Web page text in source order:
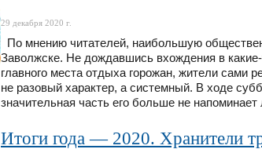
29 декабря 2020 г.
По мнению читателей, наибольшую
Заволжске. Не дождавшись вхождения в
главного места отдыха горожан, жители сами
не разовый характер, а системный. В ходе
значительная часть его больше не
Итоги года — 2020. Хранители